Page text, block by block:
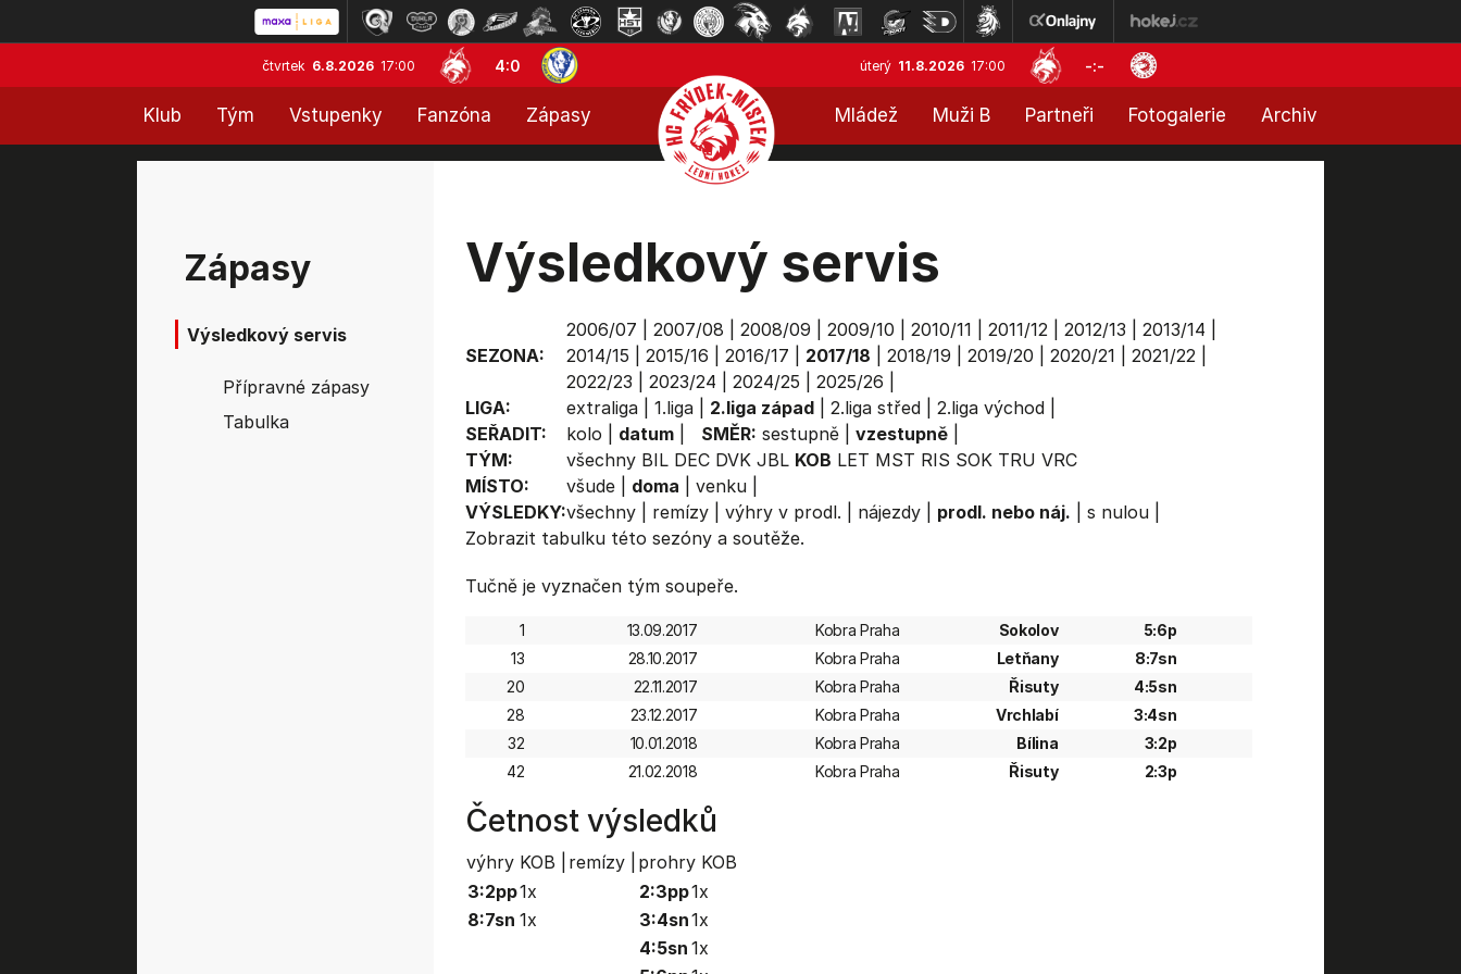
čtvrtek 6.8.2026 17:00 4:0 úterý 11.8.2026 17:00 -:-
Klub Tým Vstupenky Fanzóna Zápasy Mládež Muži B Partneři Fotogalerie Archiv
Zápasy
Výsledkový servis
Přípravné zápasy
Tabulka
Výsledkový servis
SEZONA:
2006/07 2007/08 2008/09 2009/10 2010/11 2011/12| 2012/13 2013/14
2014/15
2015/16 2016/17 2017/18 2018/19 2019/20 2020/21 2021/22|
2022/23
2023/24 2024/25 2025/26
LIGA:
extraliga| 1.liga| 2.liga západ| 2.liga střed| 2.liga východ|
SEŘADIT:
kolo datum| SMĚR: sestupně| vzestupně|
TÝM:
všechny BIL DEC DVK JBL KOB LET MST RIS SOK TRU VRC
MÍSTO:
všude| doma venku|
VÝSLEDKY:všechny| remízy| výhry v prodl. nájezdy| prodl. nebo náj. s nulou|
Zobrazit tabulkutéto sezóny a soutěže.
Tučně je vyznačen tým soupeře.
1 13.09.2017 Kobra Praha Sokolov
5:6p
13
28.10.2017 Kobra Praha Letňany
8:7sn
20
22.11.2017 Kobra Praha Řisuty
4:5sn
28
23.12.2017 Kobra Praha Vrchlabí
3:4sn
32
10.01.2018 Kobra Praha Bílina
3:2p
42
21.02.2018 Kobra Praha Řisuty 2:3p
Četnost výsledků
výhry KOB | remízy |
prohry KOB
3:2pp1x
8:7sn 1x
2:3pp1x
3:4sn1x
4:5sn 1x